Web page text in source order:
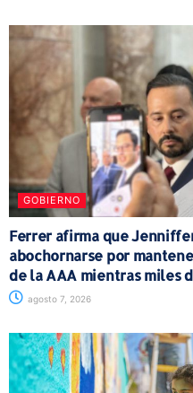
GOBIERNO
Ferrer afirma que
abochornarse por
de la AAA mientras miles
agosto 7, 2026